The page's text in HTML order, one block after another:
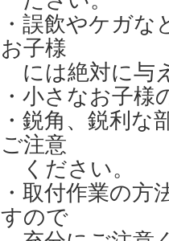
・誤飲やケガ
お子様
には絶対に与
・小さなお子
・鋭角、鋭利
ご注意
ください。
・取付作業の
すので